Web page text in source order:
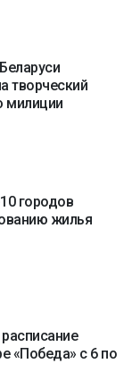
творческий
милиции
городов
жилья
«Победа» с 6 по